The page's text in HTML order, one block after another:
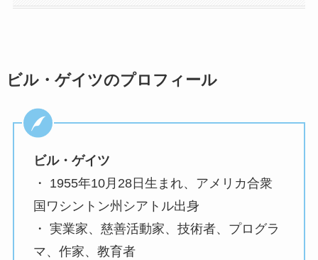
ビル・ゲイツのプロフィール
ビル・ゲイツ
・ 1955年10月28日生まれ、アメリカ合衆
国ワシントン州シアトル出身
・ 実業家、慈善活動家、技術者、プログラ
マ、作家、教育者